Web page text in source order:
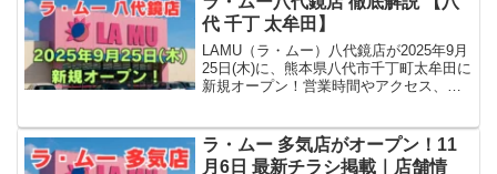
代 千丁 太牟田】
LAMU（ラ・ムー）八代鏡店が2025年9月
25日(木)に、熊本県八代市千丁町太牟田に
新規オープン！営業時間やアクセス、オ
新！
ラ・ムー 多気店がオープン！11
月6日 最新チラシ掲載｜店舗情